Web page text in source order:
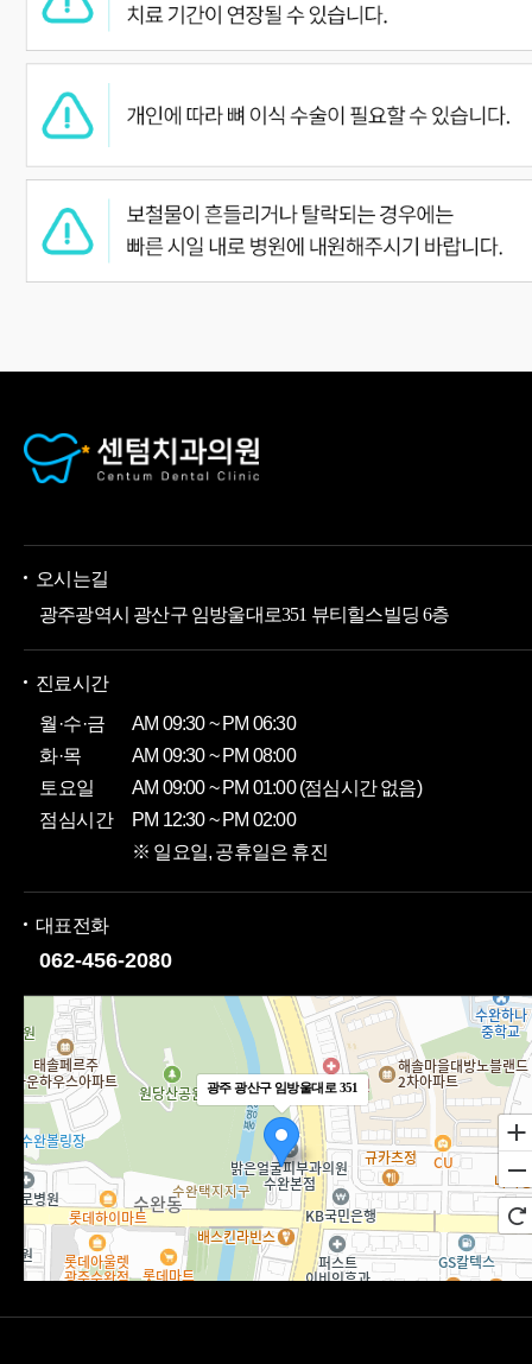
오시는길
광주광역시 광산구 임방울대로351 뷰티힐스빌딩 6층
진료시간
월·수·금
AM 09:30 ~ PM 06:30
화·목
AM 09:30 ~ PM 08:00
토요일
AM 09:00 ~ PM 01:00 (점심시간 없음)
점심시간
PM 12:30 ~ PM 02:00
※ 일요일, 공휴일은 휴진
대표전화
062-456-2080
광주 광산구 임방울대로 351